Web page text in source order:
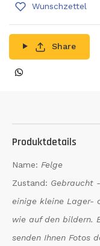
Wunschzettel
Share
Produktdetails
Name: Felge
Zustand: Gebraucht
einige kleine Lager-
wie auf den bildern.
senden Ihnen Fotos